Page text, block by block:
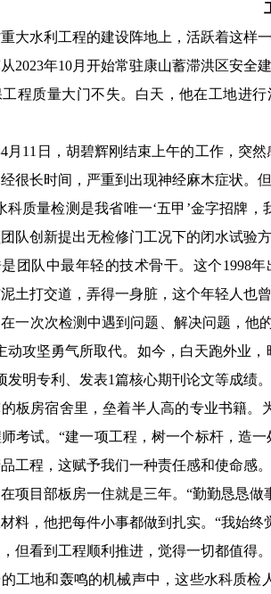
重大水利工程的建设阵地上，活跃着这样
2023年10月开始常驻康山蓄滞洪区安全
程质量大门不失。白天 ，他在工地进
4月 11 日，胡碧辉刚结束上午的工作，突
很长时间，严重到出现神经麻木症状。
科质量检测是我省唯一‘五甲’金字招牌
团队创新提出无检修门工况下的闭水试验
团队中最年轻的技术骨干。这个1998年
土打交道，弄得一身脏， 这个年轻人也曾
一次次检测中遇到问题、解决问题，他
动攻坚勇气所取代。 如今，白天跑外业
发明专利、发表1篇核心期刊论文等成绩。
板房宿舍里，垒着半人高的专业书籍。
考试。“建一项工程，树一个标杆，造
工程，这赋予我们一种责任感和使命感
项目部板房一住就是三年。 “勤勤恳恳做
料，他把每件小事都做到扎实。 “我始终
但看到工程顺利推进，觉得一切都值得。
工地和轰鸣的机械声中，这些水科质